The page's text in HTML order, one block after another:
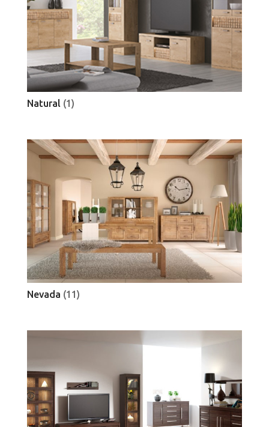
Natural (1)
Nevada (11)